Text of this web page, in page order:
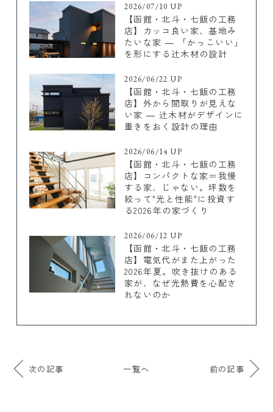
2026/07/10 UP
【函館・北斗・七飯の工務
店】カッコ良い家、基地み
たいな家 ― 「かっこいい」
を形にする辻木材の設計
2026/06/22 UP
【函館・北斗・七飯の工務
店】外から間取りが見えな
い家 ― 辻木材がデザインに
重きをおく設計の理由
2026/06/14 UP
【函館・北斗・七飯の工務
店】コンパクトな家＝我慢
する家、じゃない。坪数を
絞って"光と性能"に投資す
る2026年の家づくり
2026/06/12 UP
【函館・北斗・七飯の工務
店】電気代がまた上がった
2026年夏。吹き抜けのある
家が、なぜ光熱費を心配さ
れないのか
次の記事 一覧へ 前の記事